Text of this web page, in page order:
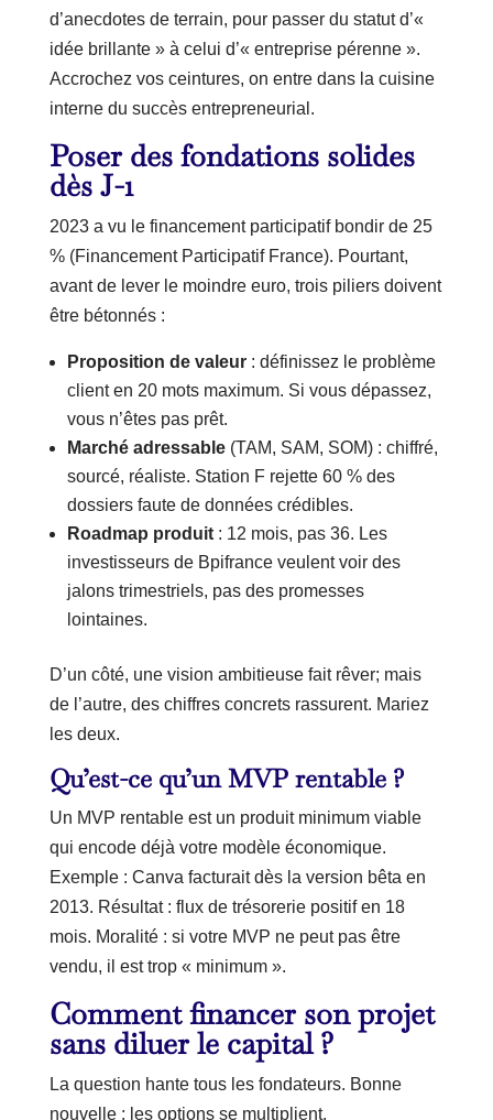
d’anecdotes de terrain, pour passer du statut d’«
idée brillante » à celui d’« entreprise pérenne ».
Accrochez vos ceintures, on entre dans la cuisine
interne du succès entrepreneurial.
Poser des fondations solides
dès J-1
2023 a vu le financement participatif bondir de 25
% (Financement Participatif France). Pourtant,
avant de lever le moindre euro, trois piliers doivent
être bétonnés :
Proposition de valeur: définissez le problème
client en 20 mots maximum. Si vous dépassez,
vous n’êtes pas prêt.
Marché adressable(TAM, SAM, SOM) : chiffré,
sourcé, réaliste. Station F rejette 60 % des
dossiers faute de données crédibles.
Roadmap produit: 12 mois, pas 36. Les
investisseurs de Bpifrance veulent voir des
jalons trimestriels, pas des promesses
lointaines.
D’un côté, une vision ambitieuse fait rêver; mais
de l’autre, des chiffres concrets rassurent. Mariez
les deux.
Qu’est-ce qu’un MVP rentable ?
Un MVP rentable est un produit minimum viable
qui encode déjà votre modèle économique.
Exemple : Canva facturait dès la version bêta en
2013. Résultat : flux de trésorerie positif en 18
mois. Moralité : si votre MVP ne peut pas être
vendu, il est trop « minimum ».
Comment financer son projet
sans diluer le capital ?
La question hante tous les fondateurs. Bonne
nouvelle : les options se multiplient.